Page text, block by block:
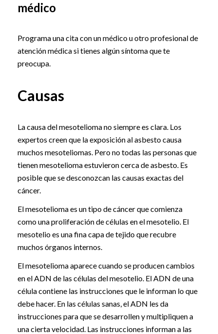
médico
Programa una cita con un médico u otro profesional de
atención médica si tienes algún síntoma que te
preocupa.
Causas
La causa del mesotelioma no siempre es clara. Los
expertos creen que la exposición al asbesto causa
muchos mesoteliomas. Pero no todas las personas que
tienen mesotelioma estuvieron cerca de asbesto. Es
posible que se desconozcan las causas exactas del
cáncer.
El mesotelioma es un tipo de cáncer que comienza
como una proliferación de células en el mesotelio. El
mesotelio es una fina capa de tejido que recubre
muchos órganos internos.
El mesotelioma aparece cuando se producen cambios
en el ADN de las células del mesotelio. El ADN de una
célula contiene las instrucciones que le informan lo que
debe hacer. En las células sanas, el ADN les da
instrucciones para que se desarrollen y multipliquen a
una cierta velocidad. Las instrucciones informan a las